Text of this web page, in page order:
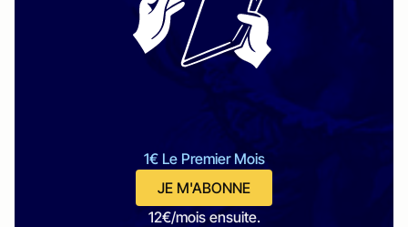
1€ Le Premier Mois
JE M'ABONNE
12€/mois ensuite.